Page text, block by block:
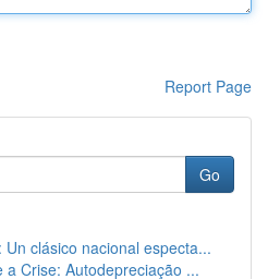
Report Page
Go
Un clásico nacional especta...
a Crise: Autodepreciação ...